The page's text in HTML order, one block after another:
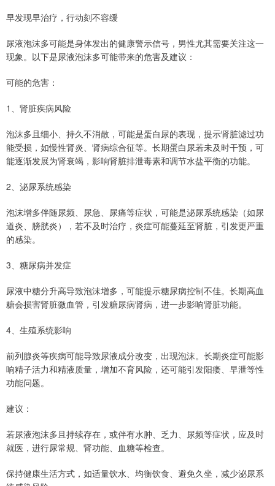
早发现早治疗，行动刻不容缓
尿液泡沫多可能是身体发出的健康警示信号，男性尤其需要关注这一
现象。以下是尿液泡沫多可能带来的危害及建议：
可能的危害：
1、肾脏疾病风险
泡沫多且细小、持久不消散，可能是蛋白尿的表现，提示肾脏滤过功
能受损，如慢性肾炎、肾病综合征等。长期蛋白尿若未及时干预，可
能逐渐发展为肾衰竭，影响肾脏排泄毒素和调节水盐平衡的功能。
2、泌尿系统感染
泡沫增多伴随尿频、尿急、尿痛等症状，可能是泌尿系统感染（如尿
道炎、膀胱炎），若不及时治疗，炎症可能蔓延至肾脏，引发更严重
的感染。
3、糖尿病并发症
尿液中糖分升高导致泡沫增多，可能提示糖尿病控制不佳。长期高血
糖会损害肾脏微血管，引发糖尿病肾病，进一步影响肾脏功能。
4、生殖系统影响
前列腺炎等疾病可能导致尿液成分改变，出现泡沫。长期炎症可能影
响精子活力和精液质量，增加不育风险，还可能引发阳痿、早泄等性
功能问题。
建议：
若尿液泡沫多且持续存在，或伴有水肿、乏力、尿频等症状，应及时
就医，进行尿常规、肾功能、血糖等检查。
保持健康生活方式，如适量饮水、均衡饮食、避免久坐，减少泌尿系